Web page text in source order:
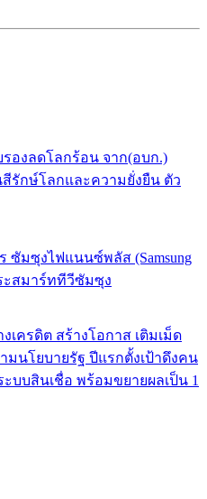
รองลดโลกร้อน จาก(อบก.)
รักษ์โลกและความยั่งยืน ตัว
ซัมซุงไฟแนนซ์พลัส (Samsung
ะสมาร์ททีวีซัมซุง
เครดิต สร้างโอกาส เติมเม็ด
มนโยบายรัฐ ปีแรกตั้งเป้าดึงคน
บบสินเชื่อ พร้อมขยายผลเป็น 1